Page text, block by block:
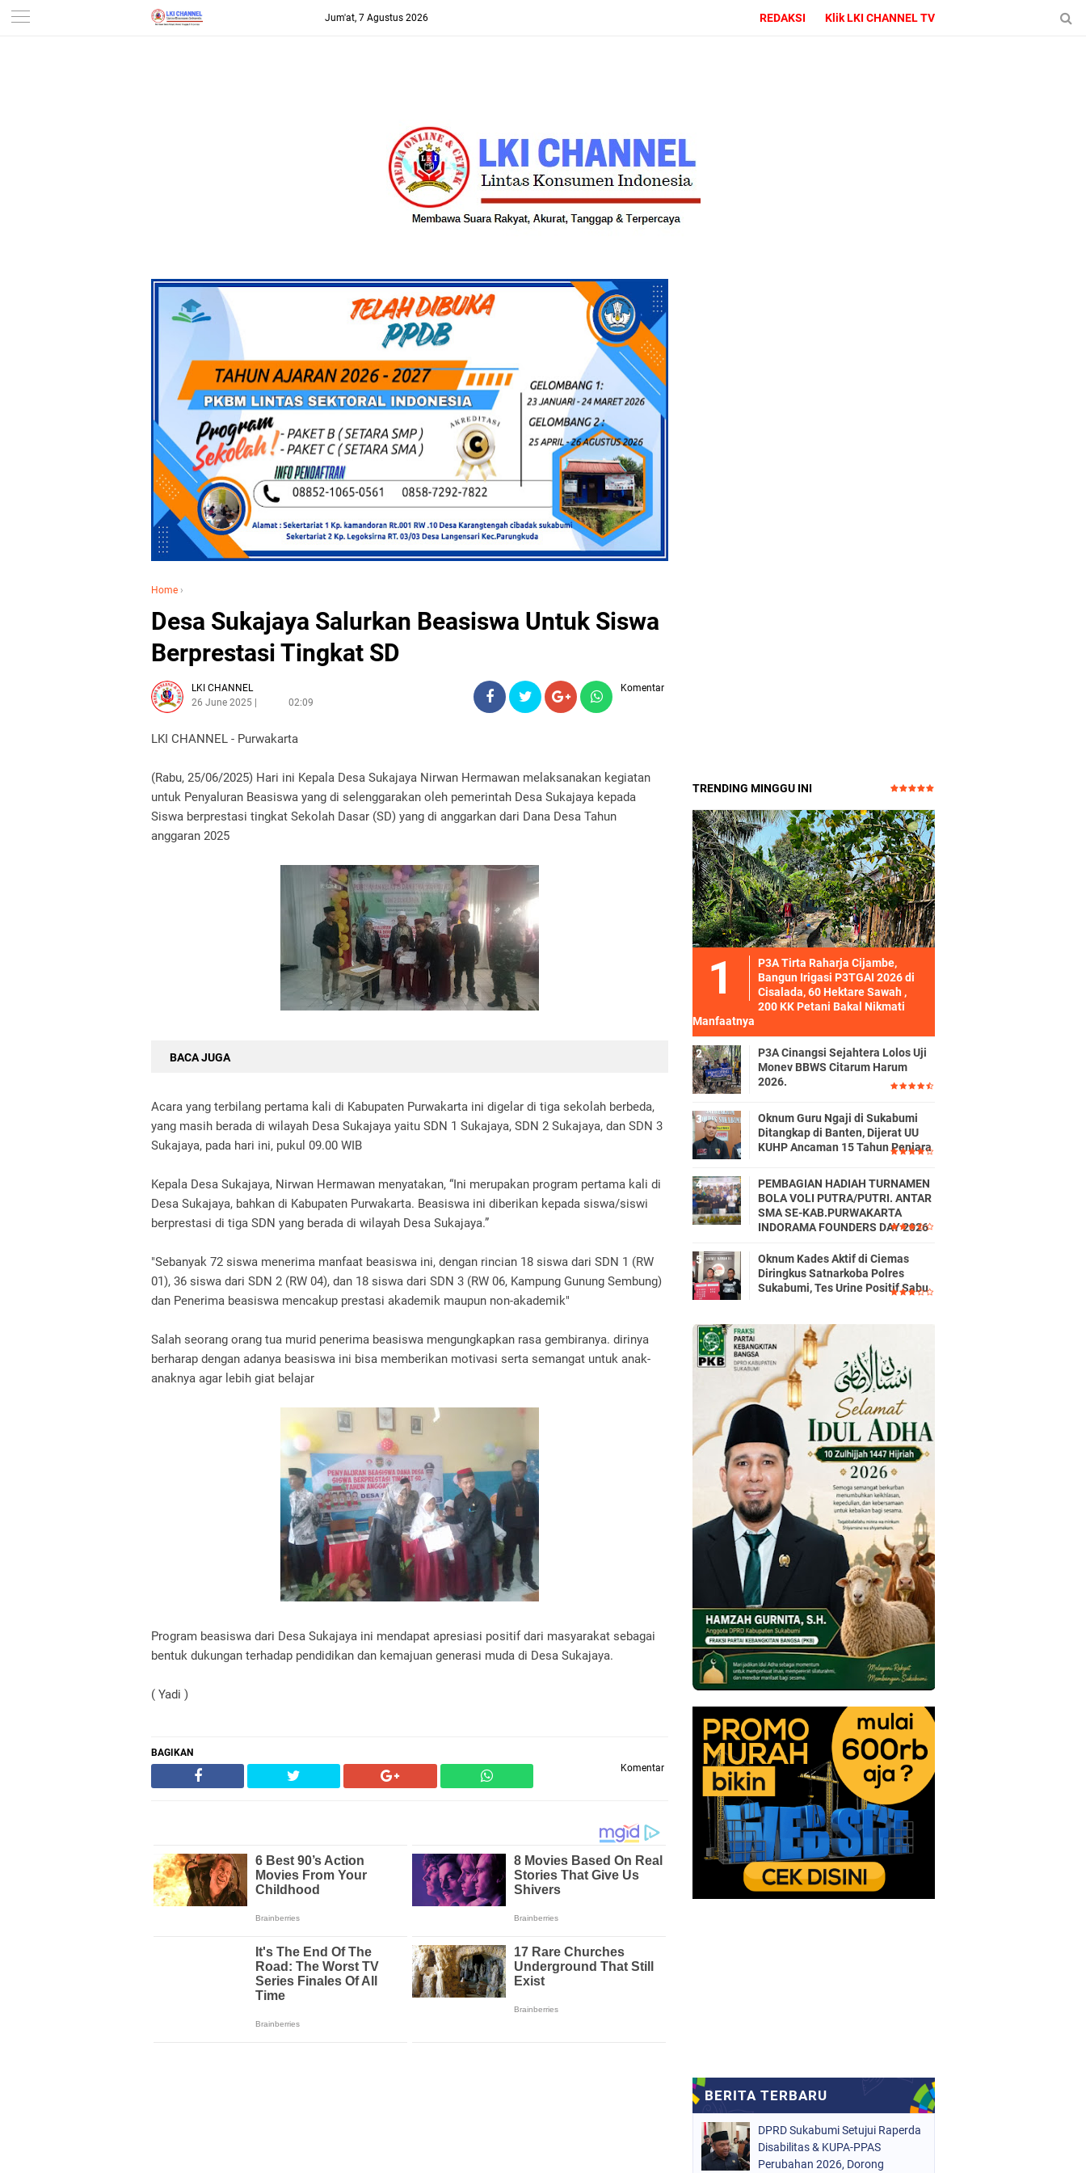
-->
Jum'at, 7 Agustus 2026 REDAKSI Klik LKI CHANNEL TV
Home ›
Desa Sukajaya Salurkan Beasiswa Untuk Siswa
Berprestasi Tingkat SD
LKI CHANNEL
26 June 2025
02:09
Komentar
LKI CHANNEL - Purwakarta
‎‎(Rabu, 25/06/2025) Hari ini Kepala Desa Sukajaya Nirwan Hermawan melaksanakan kegiatan
untuk Penyaluran Beasiswa yang di selenggarakan oleh pemerintah Desa Sukajaya kepada
Siswa berprestasi tingkat Sekolah Dasar (SD) yang di anggarkan dari Dana Desa Tahun
anggaran 2025
BACA JUGA
‎Acara yang terbilang pertama kali di Kabupaten Purwakarta ini digelar di tiga sekolah berbeda,
yang masih berada di wilayah Desa Sukajaya yaitu SDN 1 Sukajaya, SDN 2 Sukajaya, dan SDN 3
Sukajaya, pada hari ini, pukul 09.00 WIB
‎Kepala Desa Sukajaya, Nirwan Hermawan menyatakan, “Ini merupakan program pertama kali di
Desa Sukajaya, bahkan di Kabupaten Purwakarta. Beasiswa ini diberikan kepada siswa/siswi
berprestasi di tiga SDN yang berada di wilayah Desa Sukajaya.”
‎"Sebanyak 72 siswa menerima manfaat beasiswa ini, dengan rincian 18 siswa dari SDN 1 (RW
01), 36 siswa dari SDN 2 (RW 04), dan 18 siswa dari SDN 3 (RW 06, Kampung Gunung Sembung)
dan Penerima beasiswa mencakup prestasi akademik maupun non-akademik"
‎Salah seorang orang tua murid penerima beasiswa mengungkapkan rasa gembiranya. dirinya
berharap dengan adanya beasiswa ini bisa memberikan motivasi serta semangat untuk anak-
anaknya agar lebih giat belajar
Program beasiswa dari Desa Sukajaya ini mendapat apresiasi positif dari masyarakat sebagai
bentuk dukungan terhadap pendidikan dan kemajuan generasi muda di Desa Sukajaya.
( Yadi )
BAGIKAN
Komentar
TRENDING MINGGU INI
P3A Tirta Raharja Cijambe,
Bangun Irigasi P3TGAI 2026 di
Cisalada, 60 Hektare Sawah ,
200 KK Petani Bakal Nikmati
Manfaatnya
P3A Cinangsi Sejahtera Lolos Uji
Monev BBWS Citarum Harum
2026.
Oknum Guru Ngaji di Sukabumi
Ditangkap di Banten, Dijerat UU
KUHP Ancaman 15 Tahun Penjara
PEMBAGIAN HADIAH TURNAMEN
BOLA VOLI PUTRA/PUTRI. ANTAR
SMA SE-KAB.PURWAKARTA
INDORAMA FOUNDERS DAY 2026
Oknum Kades Aktif di Ciemas
Diringkus Satnarkoba Polres
Sukabumi, Tes Urine Positif Sabu
DPRD Sukabumi Setujui Raperda
Disabilitas & KUPA-PPAS
Perubahan 2026, Dorong